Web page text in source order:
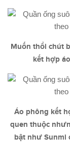
Muốn thổi chút
kết hợp
Áo phông kết
quen thuộc
bật như Sunmi